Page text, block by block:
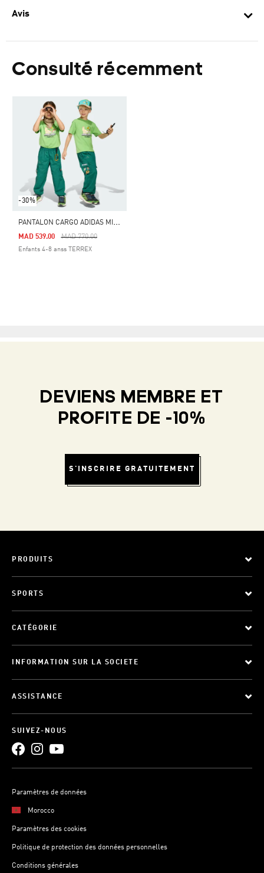
Avis
Consulté récemment
-30%
P
ANTALON CARGO ADIDAS MINECRAFT TERREX CLIMA365 ENFANTS
Price Reduced From
MAD 770.00To
MAD 539.00
Enfants 4-8 anss TERREX
DEVIENS MEMBRE ET
PROFITE DE -10%
S'INSCRIRE GRATUITEMENT
PRODUITS
SPORTS
CATÉGORIE
INFORMATION SUR LA SOCIETE
ASSISTANCE
SUIVEZ-NOUS
Paramètres de données
Morocco
Paramètres des cookies
Politique de protection des données personnelles
Conditions générales